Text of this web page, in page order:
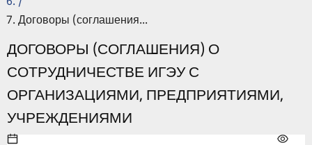
Договоры (соглашения...
ДОГОВОРЫ (СОГЛАШЕНИЯ) О
СОТРУДНИЧЕСТВЕ ИГЭУ С
ОРГАНИЗАЦИЯМИ, ПРЕДПРИЯТИЯМИ,
УЧРЕЖДЕНИЯМИ